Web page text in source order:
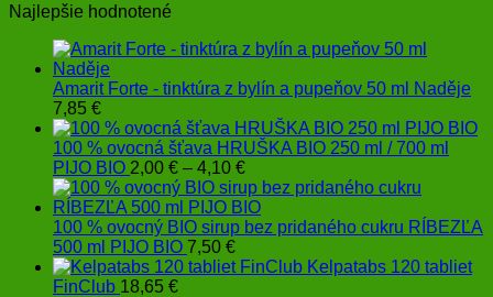
4,30 €
Najlepšie hodnotené
Amarit Forte - tinktúra z bylín a pupeňov 50 ml Naděje
7,85 €
100 % ovocná šťava HRUŠKA BIO 250 ml / 700 ml
PIJO BIO 2,00 € – 4,10 €Price
range:
2,00 €
through
100 % ovocný BIO sirup bez pridaného cukru RÍBEZĽA
500 ml PIJO BIO 7,50 €
Kelpatabs 120 tabliet
FinClub 18,65 €